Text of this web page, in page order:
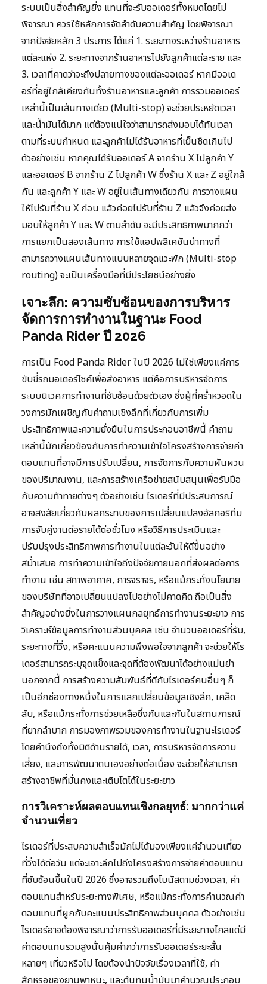
ระบบเป็นสิ่งสำคัญยิ่ง แทนที่จะรับออเดอร์ทั้งหมดโดยไม่
พิจารณา ควรใช้หลักการจัดลำดับความสำคัญ โดยพิจารณา
จากปัจจัยหลัก 3 ประการ ได้แก่ 1. ระยะทางระหว่างร้านอาหาร
แต่ละแห่ง 2. ระยะทางจากร้านอาหารไปยังลูกค้าแต่ละราย และ
3. เวลาที่คาดว่าจะถึงปลายทางของแต่ละออเดอร์ หากมีออเด
อร์ที่อยู่ใกล้เคียงกันทั้งร้านอาหารและลูกค้า การรวมออเดอร์
เหล่านี้เป็นเส้นทางเดียว (Multi-stop) จะช่วยประหยัดเวลา
และน้ำมันได้มาก แต่ต้องแน่ใจว่าสามารถส่งมอบได้ทันเวลา
ตามที่ระบบกำหนด และลูกค้าไม่ได้รับอาหารที่เย็นชืดเกินไป
ตัวอย่างเช่น หากคุณได้รับออเดอร์ A จากร้าน X ไปลูกค้า Y
และออเดอร์ B จากร้าน Z ไปลูกค้า W ซึ่งร้าน X และ Z อยู่ใกล้
กัน และลูกค้า Y และ W อยู่ในเส้นทางเดียวกัน การวางแผน
ให้ไปรับที่ร้าน X ก่อน แล้วค่อยไปรับที่ร้าน Z แล้วจึงค่อยส่ง
มอบให้ลูกค้า Y และ W ตามลำดับ จะมีประสิทธิภาพมากกว่า
การแยกเป็นสองเส้นทาง การใช้แอปพลิเคชันนำทางที่
สามารถวางแผนเส้นทางแบบหลายจุดแวะพัก (Multi-stop
routing) จะเป็นเครื่องมือที่มีประโยชน์อย่างยิ่ง
เจาะลึก: ความซับซ้อนของการบริหาร
จัดการการทำงานในฐานะ Food
Panda Rider ปี 2026
การเป็น Food Panda Rider ในปี 2026 ไม่ใช่เพียงแค่การ
ขับขี่รถมอเตอร์ไซค์เพื่อส่งอาหาร แต่คือการบริหารจัดการ
ระบบนิเวศการทำงานที่ซับซ้อนด้วยตัวเอง ซึ่งผู้ที่คร่ำหวอดใน
วงการมักเผชิญกับคำถามเชิงลึกที่เกี่ยวกับการเพิ่ม
ประสิทธิภาพและความยั่งยืนในการประกอบอาชีพนี้ คำถาม
เหล่านี้มักเกี่ยวข้องกับการทำความเข้าใจโครงสร้างการจ่ายค่า
ตอบแทนที่อาจมีการปรับเปลี่ยน, การจัดการกับความผันผวน
ของปริมาณงาน, และการสร้างเครือข่ายสนับสนุนเพื่อรับมือ
กับความท้าทายต่างๆ ตัวอย่างเช่น ไรเดอร์ที่มีประสบการณ์
อาจสงสัยเกี่ยวกับผลกระทบของการเปลี่ยนแปลงอัลกอริทึม
การจับคู่งานต่อรายได้ต่อชั่วโมง หรือวิธีการประเมินและ
ปรับปรุงประสิทธิภาพการทำงานในแต่ละวันให้ดีขึ้นอย่าง
สม่ำเสมอ การทำความเข้าใจถึงปัจจัยภายนอกที่ส่งผลต่อการ
ทำงาน เช่น สภาพอากาศ, การจราจร, หรือแม้กระทั่งนโยบาย
ของบริษัทที่อาจเปลี่ยนแปลงไปอย่างไม่คาดคิด ถือเป็นสิ่ง
สำคัญอย่างยิ่งในการวางแผนกลยุทธ์การทำงานระยะยาว การ
วิเคราะห์ข้อมูลการทำงานส่วนบุคคล เช่น จำนวนออเดอร์ที่รับ,
ระยะทางที่วิ่ง, หรือคะแนนความพึงพอใจจากลูกค้า จะช่วยให้ไร
เดอร์สามารถระบุจุดแข็งและจุดที่ต้องพัฒนาได้อย่างแม่นยำ
นอกจากนี้ การสร้างความสัมพันธ์ที่ดีกับไรเดอร์คนอื่นๆ ก็
เป็นอีกช่องทางหนึ่งในการแลกเปลี่ยนข้อมูลเชิงลึก, เคล็ด
ลับ, หรือแม้กระทั่งการช่วยเหลือซึ่งกันและกันในสถานการณ์
ที่ยากลำบาก การมองภาพรวมของการทำงานในฐานะไรเดอร์
โดยคำนึงถึงทั้งมิติด้านรายได้, เวลา, การบริหารจัดการความ
เสี่ยง, และการพัฒนาตนเองอย่างต่อเนื่อง จะช่วยให้สามารถ
สร้างอาชีพที่มั่นคงและเติบโตได้ในระยะยาว
การวิเคราะห์ผลตอบแทนเชิงกลยุทธ์: มากกว่าแค่
จำนวนเที่ยว
ไรเดอร์ที่ประสบความสำเร็จมักไม่ได้มองเพียงแค่จำนวนเที่ยว
ที่วิ่งได้ต่อวัน แต่จะเจาะลึกไปถึงโครงสร้างการจ่ายค่าตอบแทน
ที่ซับซ้อนขึ้นในปี 2026 ซึ่งอาจรวมถึงโบนัสตามช่วงเวลา, ค่า
ตอบแทนสำหรับระยะทางพิเศษ, หรือแม้กระทั่งการคำนวณค่า
ตอบแทนที่ผูกกับคะแนนประสิทธิภาพส่วนบุคคล ตัวอย่างเช่น
ไรเดอร์อาจต้องพิจารณาว่าการรับออเดอร์ที่มีระยะทางไกลแต่มี
ค่าตอบแทนรวมสูงนั้นคุ้มค่ากว่าการรับออเดอร์ระยะสั้น
หลายๆ เที่ยวหรือไม่ โดยต้องนำปัจจัยเรื่องเวลาที่ใช้, ค่า
สึกหรอของยานพาหนะ, และต้นทุนน้ำมันมาคำนวณประกอบ